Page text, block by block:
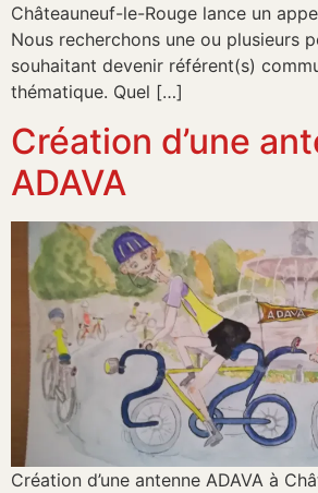
Châteauneuf-le-Rouge lance un
Nous recherchons une ou plusieurs
souhaitant devenir référent(s)
thématique. Quel […]
Création d’une
ADAVA
Création d’une antenne ADAVA à